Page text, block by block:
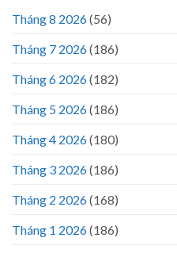
Tháng 8 2026(56)
Tháng 7 2026(186)
Tháng 6 2026(182)
Tháng 5 2026(186)
Tháng 4 2026(180)
Tháng 3 2026(186)
Tháng 2 2026(168)
Tháng 1 2026(186)